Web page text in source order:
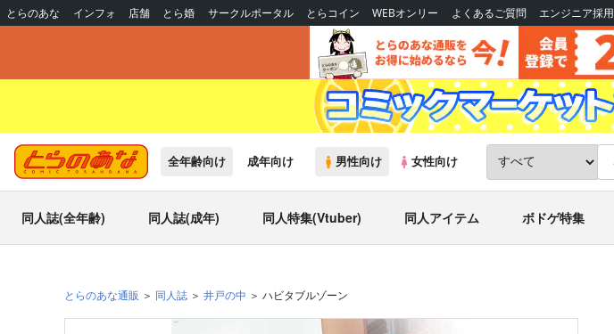
とらのあな インフォ 店舗 とら婚 サークルポータル とらコイン WEBオンリー よくあるご質問 エンジニア採用
全年齢向け 成年向け 男性向け 女性向け
同人誌(全年齢) 同人誌(成年) 同人特集(Vtuber) 同人アイテム ボドゲ特集
とらのあな通販 同人誌 井戸の中 ハビタブルゾーン